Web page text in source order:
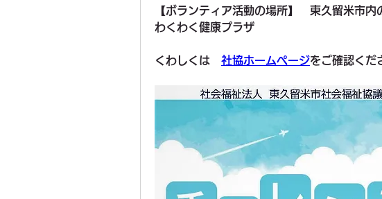
【ボランティア活動の場所】　東久留米市
わくわく健康プラザ
くわしくは 社協ホームページをご確認くだ